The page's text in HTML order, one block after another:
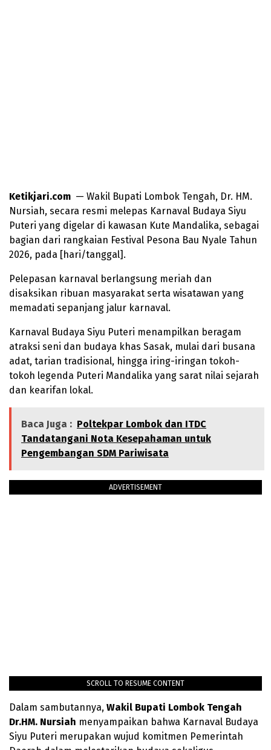
Ketikjari.com — Wakil Bupati Lombok Tengah, Dr. HM.
Nursiah, secara resmi melepas Karnaval Budaya Siyu
Puteri yang digelar di kawasan Kute Mandalika, sebagai
bagian dari rangkaian Festival Pesona Bau Nyale Tahun
2026, pada [hari/tanggal].
Pelepasan karnaval berlangsung meriah dan
disaksikan ribuan masyarakat serta wisatawan yang
memadati sepanjang jalur karnaval.
Karnaval Budaya Siyu Puteri menampilkan beragam
atraksi seni dan budaya khas Sasak, mulai dari busana
adat, tarian tradisional, hingga iring-iringan tokoh-
tokoh legenda Puteri Mandalika yang sarat nilai sejarah
dan kearifan lokal.
Baca Juga : Poltekpar Lombok dan ITDC
Tandatangani Nota Kesepahaman untuk
Pengembangan SDM Pariwisata
ADVERTISEMENT
SCROLL TO RESUME CONTENT
Dalam sambutannya, Wakil Bupati Lombok Tengah
Dr.HM. Nursiah menyampaikan bahwa Karnaval Budaya
Siyu Puteri merupakan wujud komitmen Pemerintah